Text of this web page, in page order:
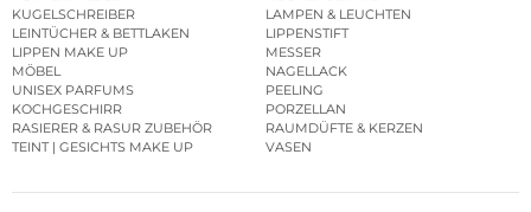
KUGELSCHREIBER
LAMPEN & LEUCHTEN
LEINTÜCHER & BETTLAKEN
LIPPENSTIFT
LIPPEN MAKE UP
MESSER
MÖBEL
NAGELLACK
UNISEX PARFUMS
PEELING
KOCHGESCHIRR
PORZELLAN
RASIERER & RASUR ZUBEHÖR
RAUMDÜFTE & KERZEN
TEINT | GESICHTS MAKE UP
VASEN